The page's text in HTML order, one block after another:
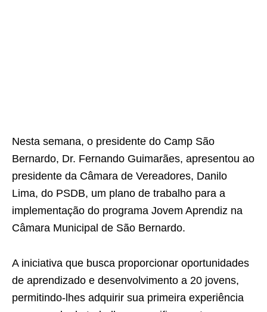
Nesta semana, o presidente do Camp São
Bernardo, Dr. Fernando Guimarães, apresentou ao
presidente da Câmara de Vereadores, Danilo
Lima, do PSDB, um plano de trabalho para a
implementação do programa Jovem Aprendiz na
Câmara Municipal de São Bernardo.
A iniciativa que busca proporcionar oportunidades
de aprendizado e desenvolvimento a 20 jovens,
permitindo-lhes adquirir sua primeira experiência